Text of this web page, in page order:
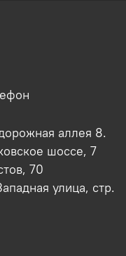
аллея 8.
шоссе, 7
70
улица, стр.